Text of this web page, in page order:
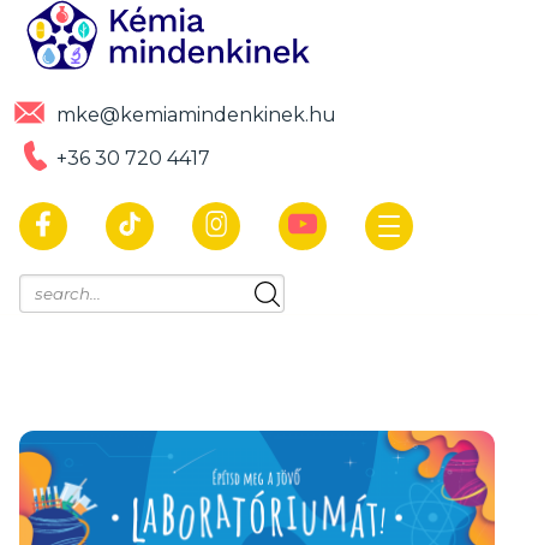
mke@kemiamindenkinek.hu
+36 30 720 4417